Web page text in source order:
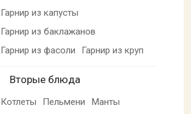
Гарнир из капусты
Гарнир из баклажанов
Гарнир из фасоли
Гарнир из круп
Вторые блюда
Котлеты Пельмени
Манты